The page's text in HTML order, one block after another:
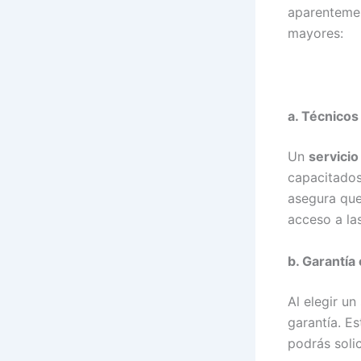
mayores:
a.
Un
asegura
acceso a
b. Garantía
Al elegir
garantía.
podrás